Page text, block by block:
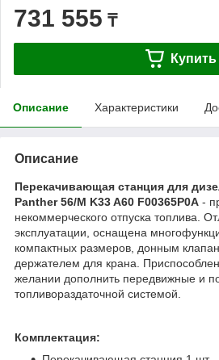
731 555 ₸
Купить
Описание Характеристики
Описание
Перекачивающая станция для
Panther 56/M K33 A60 F00365P0A -
некоммерческого отпуска топлива.
эксплуатации, оснащена
компактных размеров, донным
держателем для крана.
желании дополнить передвижные и
топливораздаточной системой.
Комплектация: